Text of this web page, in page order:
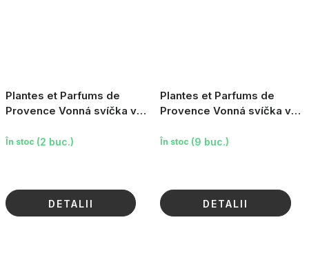
Plantes et Parfums de
Provence Vonná svíčka v
180g
În stoc (2 buc.)
DETALII
Plantes et Parfums de
Provence Vonná svíčka v
Softness, 180g
În stoc (9 buc.)
DETALII